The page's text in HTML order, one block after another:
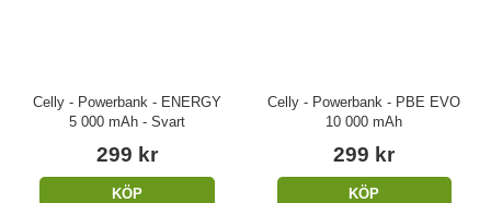
Celly - Powerbank - ENERGY
5 000 mAh - Svart
299 kr
KÖP
Celly - Powerbank - PBE EVO
10 000 mAh
299 kr
KÖP